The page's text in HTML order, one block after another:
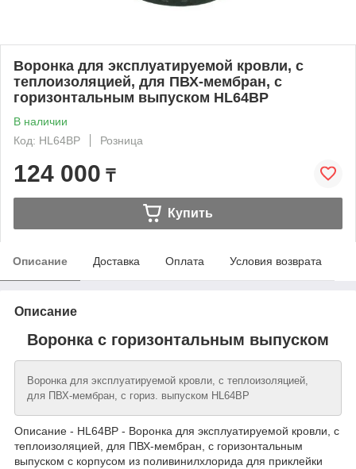
Воронка для эксплуатируемой кровли, с
теплоизоляцией, для ПВХ-мембран, с
горизонтальным выпуском HL64BP
В наличии
Код: HL64BP
Розница
124 000 ₸
Купить
Описание Доставка Оплата Условия возврата
Описание
Воронка с горизонтальным выпуском
Воронка для эксплуатируемой кровли, с теплоизоляцией,
для ПВХ-мембран, с гориз. выпуском HL64BP
Описание - HL64BP - Воронка для эксплуатируемой кровли, с
теплоизоляцией, для ПВХ-мембран, с горизонтальным
выпуском с корпусом из поливинилхлорида для приклейки